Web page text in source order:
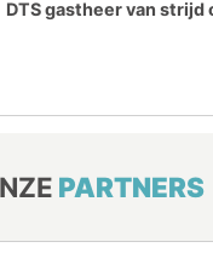
DTS gastheer van strijd
PARTNERS